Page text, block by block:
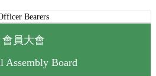
Bearers
會員大會
Assembly Board